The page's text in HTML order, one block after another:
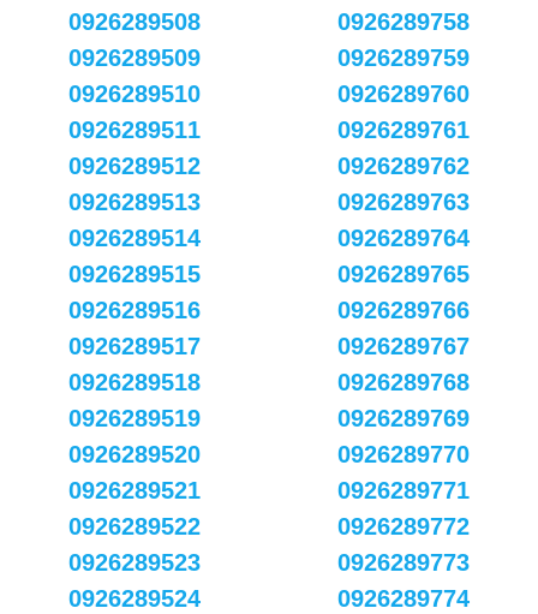
0926289508
0926289509
0926289510
0926289511
0926289512
0926289513
0926289514
0926289515
0926289516
0926289517
0926289518
0926289519
0926289520
0926289521
0926289522
0926289523
0926289524
0926289758
0926289759
0926289760
0926289761
0926289762
0926289763
0926289764
0926289765
0926289766
0926289767
0926289768
0926289769
0926289770
0926289771
0926289772
0926289773
0926289774